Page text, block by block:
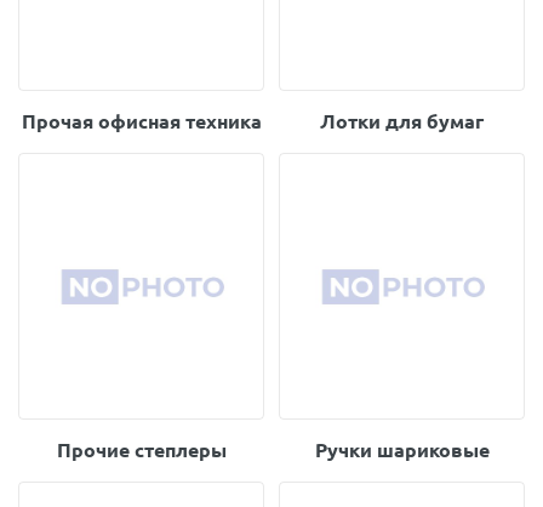
Прочая офисная техника Лотки для бумаг
Прочие степлеры Ручки шариковые